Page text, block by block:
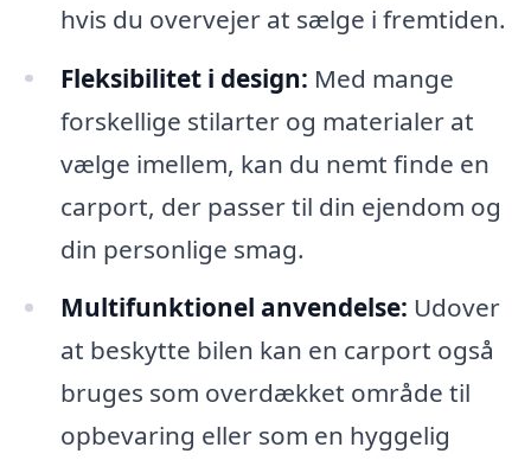
hvis du overvejer at sælge i fremtiden.
Fleksibilitet i design: Med mange
forskellige stilarter og materialer at
vælge imellem, kan du nemt finde en
carport, der passer til din ejendom og
din personlige smag.
Multifunktionel anvendelse: Udover
at beskytte bilen kan en carport også
bruges som overdækket område til
opbevaring eller som en hyggelig